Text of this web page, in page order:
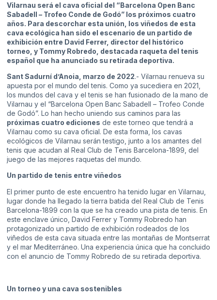
Vilarnau será el cava oficial del “Barcelona Open Banc
Sabadell – Trofeo Conde de Godó” los próximos cuatro
años. Para descorchar esta unión, los viñedos de esta
cava ecológica han sido el escenario de un partido de
exhibición entre David Ferrer, director del histórico
torneo, y Tommy Robredo, destacada raqueta del tenis
español que ha anunciado su retirada deportiva.
Sant Sadurní d’Anoia, marzo de 2022.- Vilarnau renueva su
apuesta por el mundo del tenis. Como ya sucediera en 2021,
los mundos del cava y el tenis se han fusionado de la mano de
Vilarnau y el “Barcelona Open Banc Sabadell – Trofeo Conde
de Godó”. Lo han hecho uniendo sus caminos para las
próximas cuatro ediciones de este torneo que tendrá a
Vilarnau como su cava oficial. De esta forma, los cavas
ecológicos de Vilarnau serán testigo, junto a los amantes del
tenis que acudan al Real Club de Tenis Barcelona-1899, del
juego de las mejores raquetas del mundo.
Un partido de tenis entre viñedos
El primer punto de este encuentro ha tenido lugar en Vilarnau,
lugar donde ha llegado la tierra batida del Real Club de Tenis
Barcelona-1899 con la que se ha creado una pista de tenis. En
este enclave único, David Ferrer y Tommy Robredo han
protagonizado un partido de exhibición rodeados de los
viñedos de esta cava situada entre las montañas de Montserrat
y el mar Mediterráneo. Una experiencia única que ha concluido
con el anuncio de Tommy Robredo de su retirada deportiva.
Un torneo y una cava sostenibles